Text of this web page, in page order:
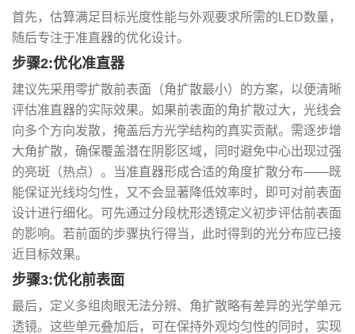
首先，估算满足目标光度性能与外观要求所需的LED数量，
随后专注于准直器的优化设计。
步骤2:优化准直器
建议先采用零扩散前表面（角扩散最小）的方案，以便清晰
评估准直器的实际效果。如果前表面的角扩散过大，光线会
向多个方向发散，掩盖后方光学结构的真实贡献。需逐步增
大角扩散，确保覆盖潜在阴影区域，同时避免中心出现过强
的亮斑（热点）。当准直器形成合适的角度扩散分布——既
能保证光线均匀性，又不会显著降低效率时，即可对前表面
设计进行细化。可先通过分段枕形透镜定义初步评估前表面
的影响。若前面的步骤执行得当，此时得到的光分布应已接
近目标效果。
步骤3:优化前表面
最后，定义多组肉眼无法分辨、角扩散略有差异的光学单元
透镜。这些单元叠加后，可在保持外观均匀性的同时，实现